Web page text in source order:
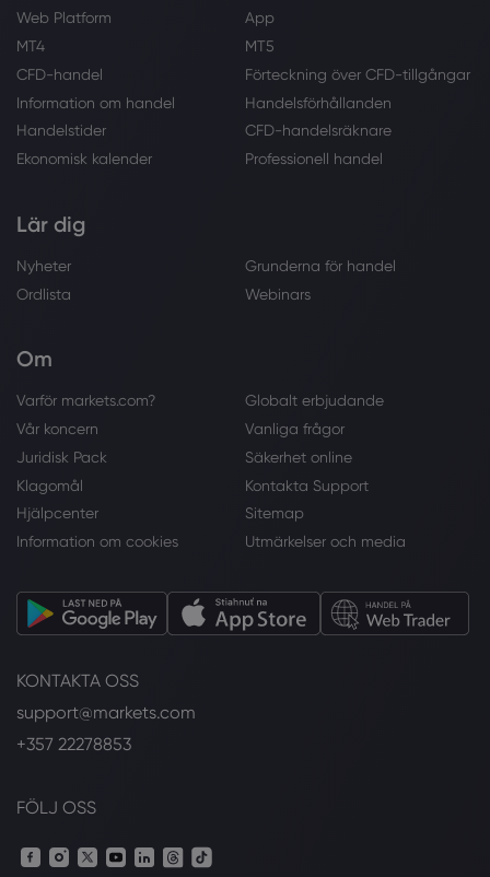
Web Platform
App
MT4
MT5
CFD-handel
Förteckning över CFD-tillgångar
Information om handel
Handelsförhållanden
Handelstider
CFD-handelsräknare
Ekonomisk kalender
Professionell handel
Lär dig
Nyheter
Grunderna för handel
Ordlista
Webinars
Om
Varför markets.com?
Globalt erbjudande
Vår koncern
Vanliga frågor
Juridisk Pack
Säkerhet online
Klagomål
Kontakta Support
Hjälpcenter
Sitemap
Information om cookies
Utmärkelser och media
KONTAKTA OSS
support@markets.com
+357 22278853
FÖLJ OSS